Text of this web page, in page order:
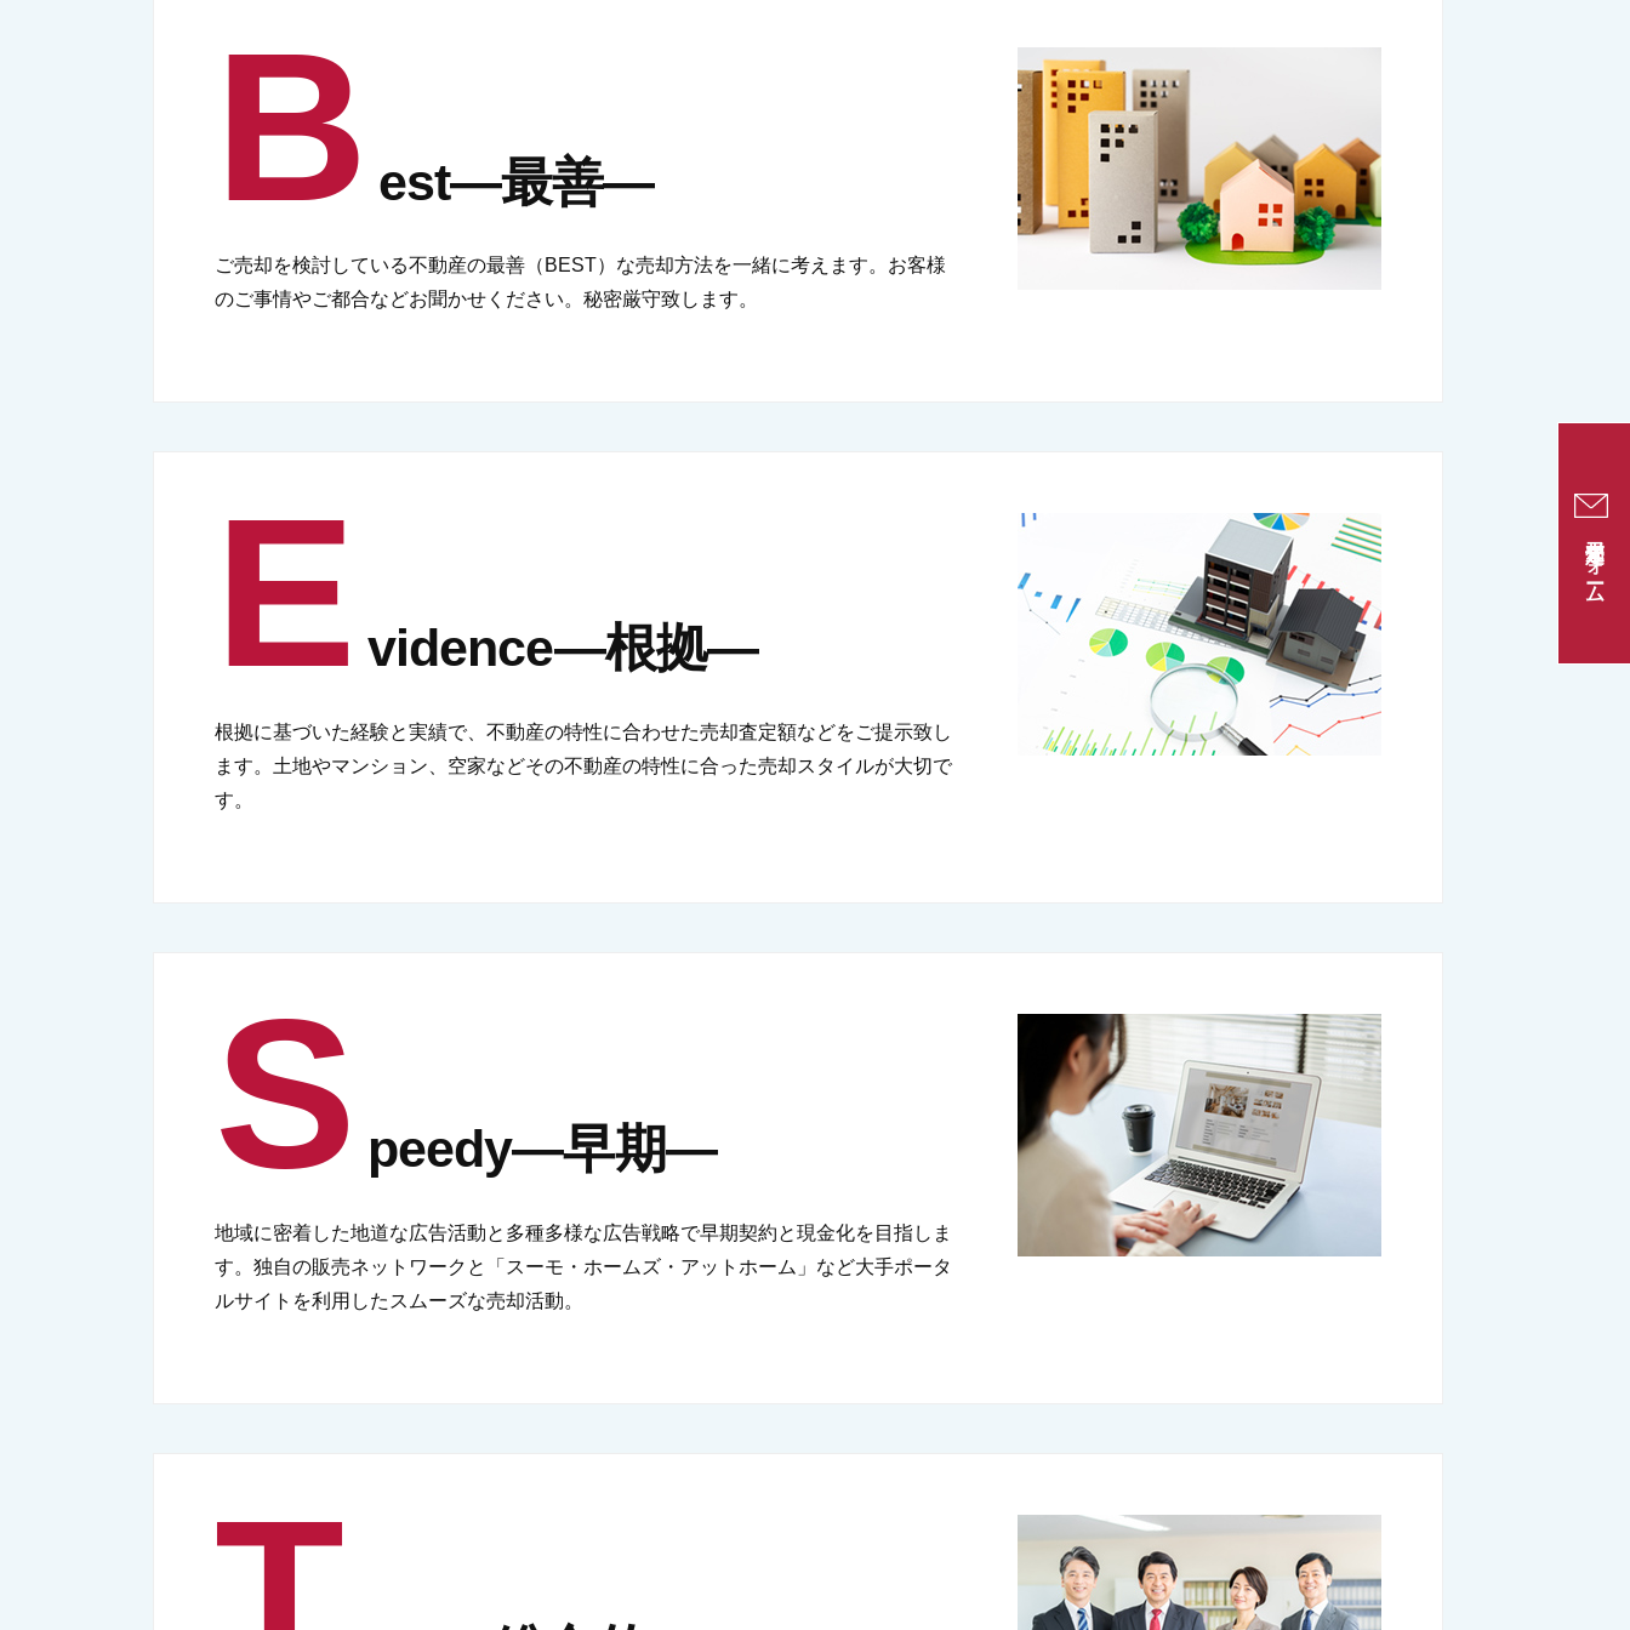
売却査定フォーム
B est―最善―
ご売却を検討している不動産の最善（BEST）な売却方法を一緒に考えます。お客様
のご事情やご都合などお聞かせください。秘密厳守致します。
E vidence―根拠―
根拠に基づいた経験と実績で、不動産の特性に合わせた売却査定額などをご提示致し
ます。土地やマンション、空家などその不動産の特性に合った売却スタイルが大切で
す。
S peedy―早期―
地域に密着した地道な広告活動と多種多様な広告戦略で早期契約と現金化を目指しま
す。独自の販売ネットワークと「スーモ・ホームズ・アットホーム」など大手ポータ
ルサイトを利用したスムーズな売却活動。